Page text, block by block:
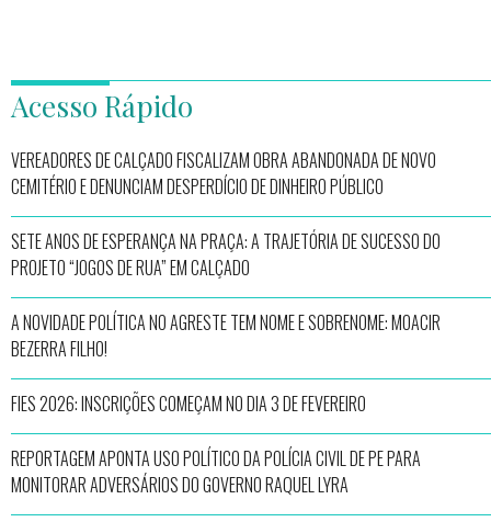
Acesso Rápido
VEREADORES DE CALÇADO FISCALIZAM OBRA ABANDONADA DE NOVO
CEMITÉRIO E DENUNCIAM DESPERDÍCIO DE DINHEIRO PÚBLICO
SETE ANOS DE ESPERANÇA NA PRAÇA: A TRAJETÓRIA DE SUCESSO DO
PROJETO “JOGOS DE RUA” EM CALÇADO
A NOVIDADE POLÍTICA NO AGRESTE TEM NOME E SOBRENOME: MOACIR
BEZERRA FILHO!
FIES 2026: INSCRIÇÕES COMEÇAM NO DIA 3 DE FEVEREIRO
REPORTAGEM APONTA USO POLÍTICO DA POLÍCIA CIVIL DE PE PARA
MONITORAR ADVERSÁRIOS DO GOVERNO RAQUEL LYRA